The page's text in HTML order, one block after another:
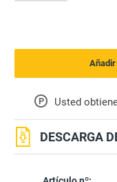
P Usted
DESCARGA
Añadir